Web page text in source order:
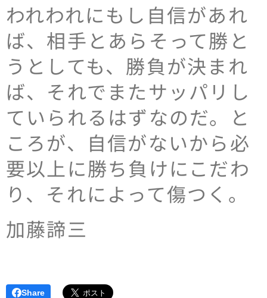
われわれにもし自信があれ
ば、相手とあらそって勝と
うとしても、勝負が決まれ
ば、それでまたサッパリし
ていられるはずなのだ。と
ころが、自信がないから必
要以上に勝ち負けにこだわ
り、それによって傷つく。
加藤諦三
Share